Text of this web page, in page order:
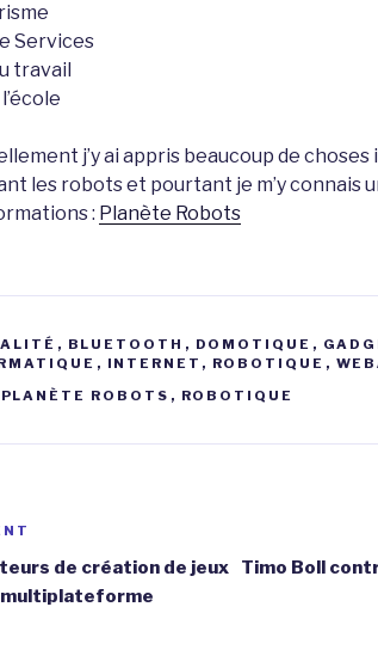
Services
travail
j’y ai appris beaucoup de
les robots et pourtant je m’y connais
: Planète Robots
, BLUETOOTH , DOMOTIQUE ,
, INTERNET , ROBOTIQUE ,
PLANÈTE ROBOTS , ROBOTIQUE
de création de jeux
Timo Boll